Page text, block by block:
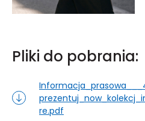
Pliki do pobrania:
re.pdf